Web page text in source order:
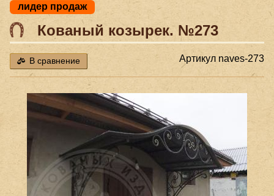
лидер продаж
Кованый козырек. №273
В сравнение Артикул naves-273